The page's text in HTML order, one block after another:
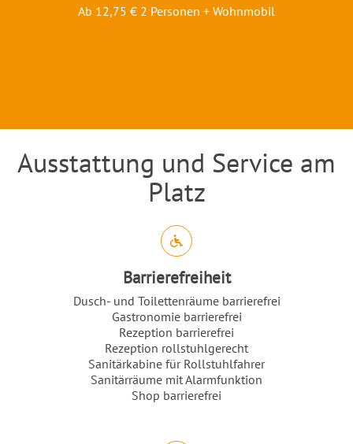
Ab 12,75 € 2 Personen + Wohnmobil
Einleitung
Ausstattung und Service am
Platz
Abschnitt für Icons und Features
Barrierefreiheit
Dusch- und Toilettenräume barrierefrei
Gastronomie barrierefrei
Rezeption barrierefrei
Rezeption rollstuhlgerecht
Sanitärkabine für Rollstuhlfahrer
Sanitärräume mit Alarmfunktion
Shop barrierefrei